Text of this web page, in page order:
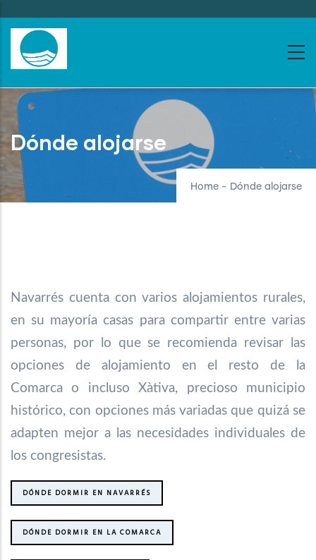
to
main
content
Dónde alojarse
Home - Dónde alojarse
Navarrés cuenta con varios alojamientos rurales,
en su mayoría casas para compartir entre varias
personas, por lo que se recomienda revisar las
opciones de alojamiento en el resto de la
Comarca o incluso Xàtiva, precioso municipio
histórico, con opciones más variadas que quizá se
adapten mejor a las necesidades individuales de
los congresistas.
DÓNDE DORMIR EN NAVARRÉS
DÓNDE DORMIR EN LA COMARCA